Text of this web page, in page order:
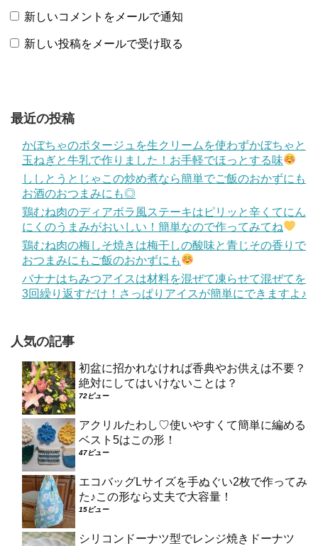
新しいコメントをメールで通知
新しい投稿をメールで受け取る
最近の投稿
かぼちゃのポタージュを生クリームを使わずかぼちゃと
玉ねぎと牛乳で作りました！お手軽でほっとする味
ししとうとじゃこの炒め煮なら簡単でご飯のおかずにも
お酒のおつまみにも◎
鶏むね肉のディアボラ風ステーキはピリッと辛くてにん
にくのうまみがおいしい！簡単なので作ってみてね
鶏むね肉の梅しそ焼きは梅干しの酸味と青じその香りで
おつまみにもご飯のおかずにも
バナナはちみつアイスは材料を混ぜて凍らせて混ぜてを
3回繰り返すだけ！さっぱりアイスが簡単にできますよ♪
人気の記事
初盆に招かれなければ香典やお供えは不要？
絶対にしてはいけないことは？
72ビュー
アクリルたわし♡使いやすくて簡単に編める
ベスト5はこの形！
47ビュー
エコバッグLサイズを手ぬぐい2枚で作ってみ
た♪この形なら丈夫で大容量！
15ビュー
シリコンドーナツ型でレンジ焼きドーナツ